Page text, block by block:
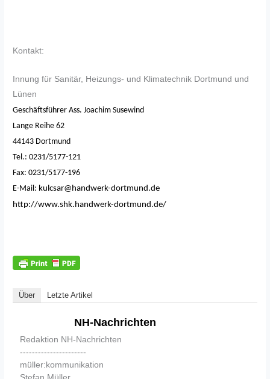
Kontakt:
Innung für Sanitär, Heizungs- und Klimatechnik Dortmund und
Lünen
Geschäftsführer Ass. Joachim Susewind
Lange Reihe 62
44143 Dortmund
Tel.: 0231/5177-121
Fax: 0231/5177-196
E-Mail: kulcsar@handwerk-dortmund.de
http://www.shk.handwerk-dortmund.de/
Über Letzte Artikel
NH-Nachrichten
Redaktion NH-Nachrichten
----------------------
müller:kommunikation
Stefan Müller